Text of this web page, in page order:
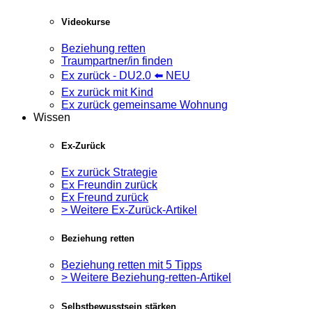
Videokurse
Beziehung retten
Traumpartner/in finden
Ex zurück - DU2.0 ⬅️ NEU
Ex zurück mit Kind
Ex zurück gemeinsame Wohnung
Wissen
Ex-Zurück
Ex zurück Strategie
Ex Freundin zurück
Ex Freund zurück
> Weitere Ex-Zurück-Artikel
Beziehung retten
Beziehung retten mit 5 Tipps
> Weitere Beziehung-retten-Artikel
Selbstbewusstsein stärken